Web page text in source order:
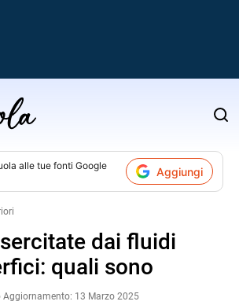
alle tue fonti Google
Aggiungi
dai fluidi
quali sono
13 Marzo 2025